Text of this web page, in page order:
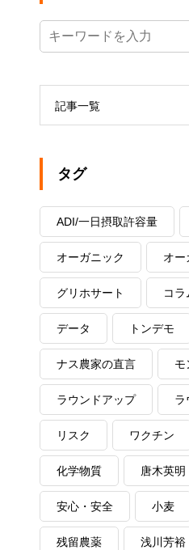
記事一覧
タグ
ADI/一日摂取許容量
オーガニック オー
グリホサート コラ
データ トンデモ
ナス農家の直言 モ
ラウンドアップ ラ
リスク ワクチン
化学物質 唐木英明
安心・安全 小麦
残留農薬 浅川芳裕